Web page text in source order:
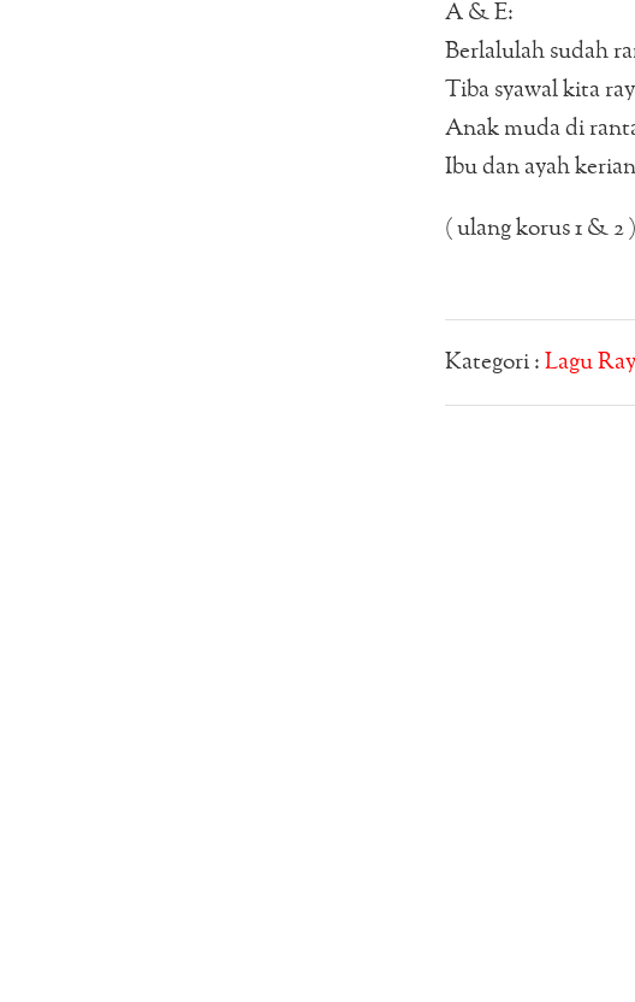
A & E:
Berlalulah sudah
Tiba syawal kita
Anak muda di
Ibu dan ayah
( ulang korus 1 & 2 )
Kategori : Lagu